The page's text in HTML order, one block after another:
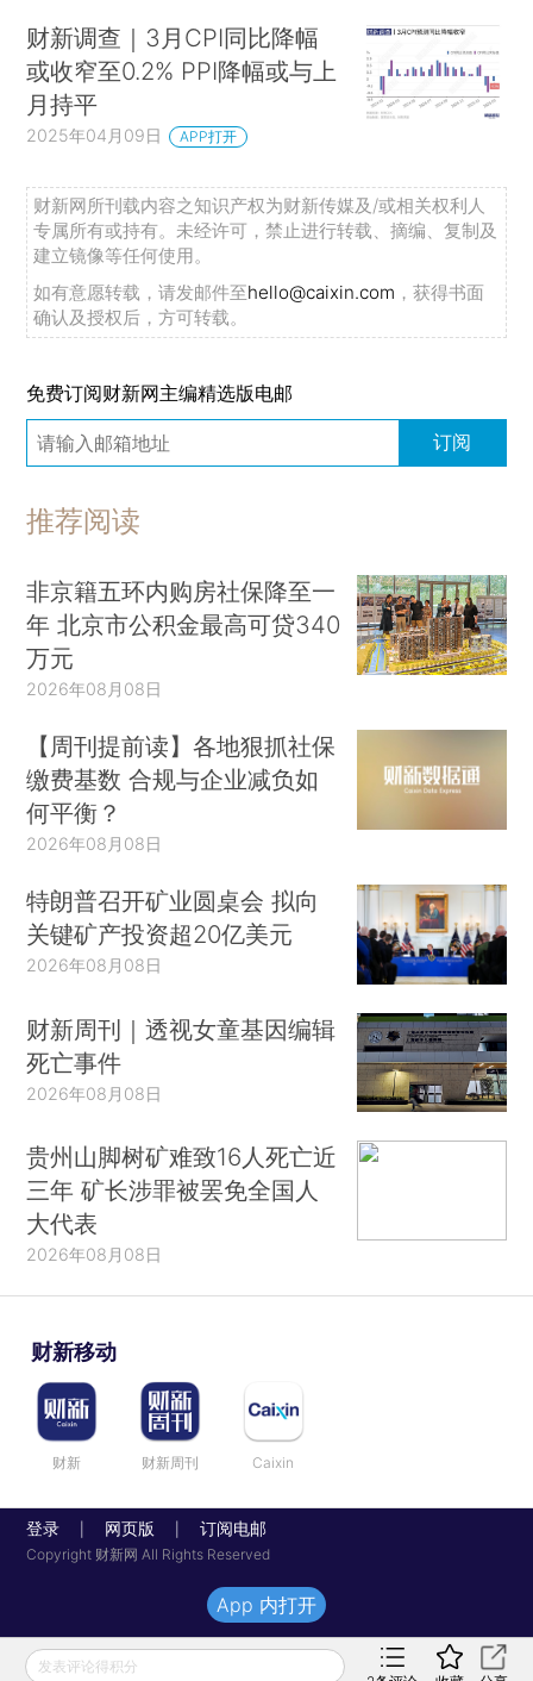
财新调查｜3月CPI同比降幅
或收窄至0.2% PPI降幅或与上
月持平
2025年04月09日 APP打开
财新网所刊载内容之知识产权为财新传媒及/或相关权利人
专属所有或持有。未经许可，禁止进行转载、摘编、复制及
建立镜像等任何使用。
如有意愿转载，请发邮件至hello@caixin.com ，获得书面
确认及授权后，方可转载。
免费订阅财新网主编精选版电邮
订阅
推荐阅读
非京籍五环内购房社保降至一
年 北京市公积金最高可贷340
万元
2026年08月08日
【周刊提前读】各地狠抓社保
缴费基数 合规与企业减负如
何平衡？
2026年08月08日
特朗普召开矿业圆桌会 拟向
关键矿产投资超20亿美元
2026年08月08日
财新周刊｜透视女童基因编辑
死亡事件
2026年08月08日
贵州山脚树矿难致16人死亡近
三年 矿长涉罪被罢免全国人
大代表
2026年08月08日
财新移动
财新 财新周刊 Caixin
登录 网页版 订阅电邮
Copyright 财新网 All Rights Reserved
发表评论得积分
App 内打开